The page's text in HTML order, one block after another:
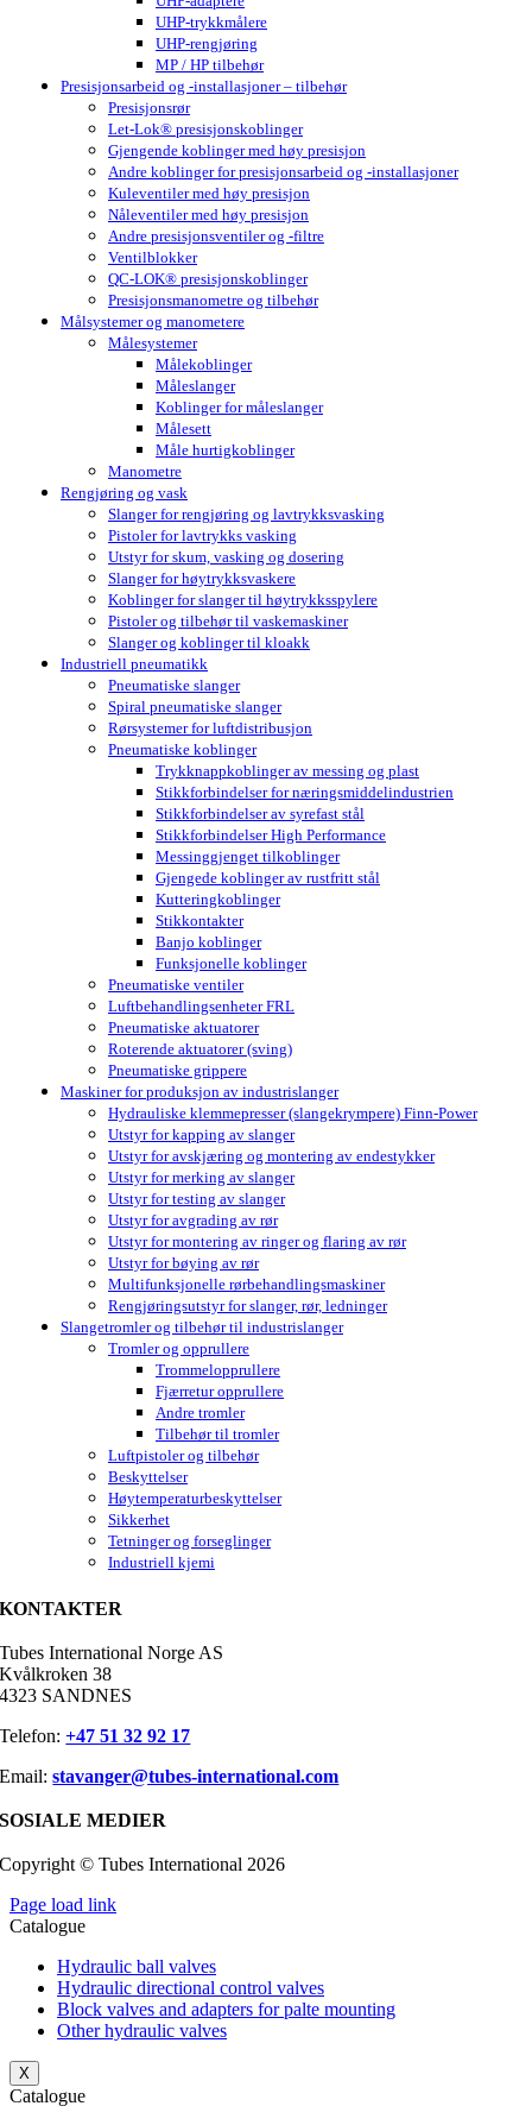
UHP-trykkmålere
UHP-rengjøring
MP / HP tilbehør
Presisjonsarbeid og -installasjoner – tilbehør
Presisjonsrør
Let-Lok® presisjonskoblinger
Gjengende koblinger med høy presisjon
Andre koblinger for presisjonsarbeid og -installasjoner
Kuleventiler med høy presisjon
Nåleventiler med høy presisjon
Andre presisjonsventiler og -filtre
Ventilblokker
QC-LOK® presisjonskoblinger
Presisjonsmanometre og tilbehør
Målsystemer og manometere
Målesystemer
Målekoblinger
Måleslanger
Koblinger for måleslanger
Målesett
Måle hurtigkoblinger
Manometre
Rengjøring og vask
Slanger for rengjøring og lavtrykksvasking
Pistoler for lavtrykks vasking
Utstyr for skum, vasking og dosering
Slanger for høytrykksvaskere
Koblinger for slanger til høytrykksspylere
Pistoler og tilbehør til vaskemaskiner
Slanger og koblinger til kloakk
Industriell pneumatikk
Pneumatiske slanger
Spiral pneumatiske slanger
Rørsystemer for luftdistribusjon
Pneumatiske koblinger
Trykknappkoblinger av messing og plast
Stikkforbindelser for næringsmiddelindustrien
Stikkforbindelser av syrefast stål
Stikkforbindelser High Performance
Messinggjenget tilkoblinger
Gjengede koblinger av rustfritt stål
Kutteringkoblinger
Stikkontakter
Banjo koblinger
Funksjonelle koblinger
Pneumatiske ventiler
Luftbehandlingsenheter FRL
Pneumatiske aktuatorer
Roterende aktuatorer (sving)
Pneumatiske grippere
Maskiner for produksjon av industrislanger
Hydrauliske klemmepresser (slangekrympere) Finn-Power
Utstyr for kapping av slanger
Utstyr for avskjæring og montering av endestykker
Utstyr for merking av slanger
Utstyr for testing av slanger
Utstyr for avgrading av rør
Utstyr for montering av ringer og flaring av rør
Utstyr for bøying av rør
Multifunksjonelle rørbehandlingsmaskiner
Rengjøringsutstyr for slanger, rør, ledninger
Slangetromler og tilbehør til industrislanger
Tromler og opprullere
Trommelopprullere
Fjærretur opprullere
Andre tromler
Tilbehør til tromler
Luftpistoler og tilbehør
Beskyttelser
Høytemperaturbeskyttelser
Sikkerhet
Tetninger og forseglinger
Industriell kjemi
KONTAKTER
Tubes International Norge AS
Kvålkroken 38
4323 SANDNES
Telefon:+47 51 32 92 17
Email:stavanger@tubes-international.com
SOSIALE MEDIER
Copyright © Tubes International 2026
Page load link
Catalogue
Hydraulic ball valves
Hydraulic directional control valves
Block valves and adapters for palte mounting
Other hydraulic valves
X
Catalogue